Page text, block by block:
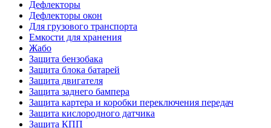
Дефлекторы
Дефлекторы окон
Для грузового транспорта
Емкости для хранения
Жабо
Защита бензобака
Защита блока батарей
Защита двигателя
Защита заднего бампера
Защита картера и коробки переключения передач
Защита кислородного датчика
Защита КПП